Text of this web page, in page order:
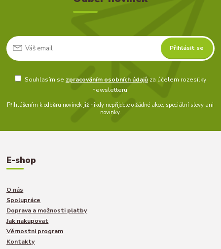
Přihlásit se
Souhlasím se zpracováním osobních údajůza účelem rozesílky
newsletteru.
Přihlášením k odběru novinek již nikdy nepřijdete o žádné akce, speciální slevy ani
novinky.
E-shop
O nás
Spolupráce
Doprava a možnosti platby
Jak nakupovat
Věrnostní program
Kontakty